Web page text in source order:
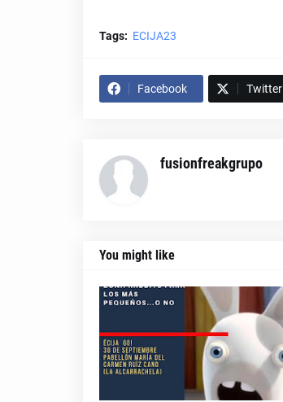
Tags: ECIJA23
Facebook Twitter
fusionfreakgrupo
You might like